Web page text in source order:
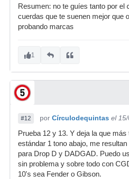
Resumen: no te guíes tanto por el
cuerdas que te suenen mejor que
probando marcas
1
#12 por Círculodequintas el
Prueba 12 y 13. Y deja la que
estándar 1 tono abajo, me
para Drop D y DADGAD. Puedo
sin problema y sobre todo con
10's sea Fender o Gibson.